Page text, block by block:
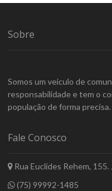
Sobre
Somos um veículo de
responsabilidade e tem o
população de forma precisa.
Fale Conosco
Rua Euclides Rehem,
(75) 99992-1485